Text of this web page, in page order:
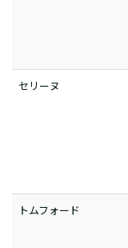
セリーヌ
トムフォード